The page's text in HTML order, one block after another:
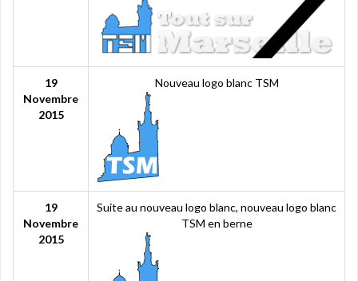
19
Novembre
2015
Nouveau logo blanc TSM
19
Novembre
2015
Suite au nouveau logo blanc, nouveau logo blanc
TSM en berne